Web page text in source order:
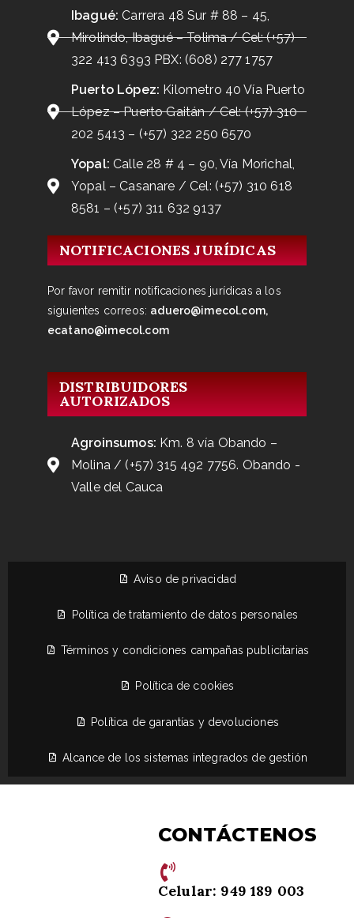
Ibagué: Carrera 48 Sur # 88 – 45,
Mirolindo, Ibagué – Tolima / Cel: (+57)
322 413 6393 PBX: (608) 277 1757
Puerto López: Kilometro 40 Vía Puerto
López – Puerto Gaitán / Cel: (+57) 310
202 5413 – (+57) 322 250 6570
Yopal: Calle 28 # 4 – 90, Vía Morichal,
Yopal – Casanare / Cel: (+57) 310 618
8581 – (+57) 311 632 9137
NOTIFICACIONES JURÍDICAS
Por favor remitir notificaciones jurídicas a los
siguientes correos: aduero@imecol.com,
ecatano@imecol.com
DISTRIBUIDORES
AUTORIZADOS
Agroinsumos: Km. 8 vía Obando –
Molina / (+57) 315 492 7756. Obando -
Valle del Cauca
Aviso de privacidad
Política de tratamiento de datos personales
Términos y condiciones campañas publicitarias
Política de cookies
Política de garantías y devoluciones
Alcance de los sistemas integrados de gestión
CONTÁCTENOS
Celular: 949 189 003